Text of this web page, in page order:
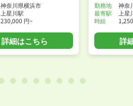
神奈川県横浜市
上星川駅
230,000 円~
詳細はこちら
勤務地
神奈
最寄駅
上星
時給
詳